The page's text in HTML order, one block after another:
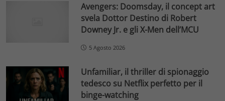
Avengers: Doomsday, il concept art
svela Dottor Destino di Robert
Downey Jr. e gli X-Men dell’MCU
5 Agosto 2026
Unfamiliar, il thriller di spionaggio
tedesco su Netflix perfetto per il
binge-watching